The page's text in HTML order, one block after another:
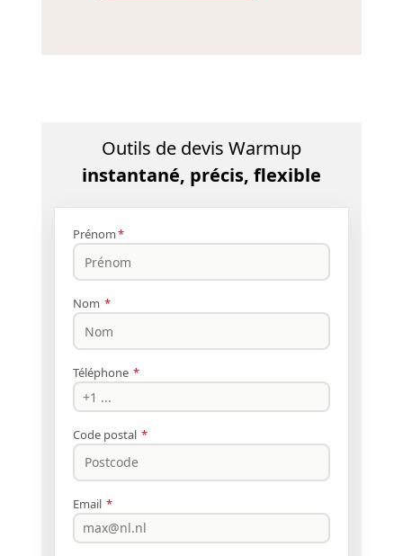
Outils de devis Warmup
instantané, précis, flexible
Prénom*
Nom *
Téléphone *
Code postal *
Email *